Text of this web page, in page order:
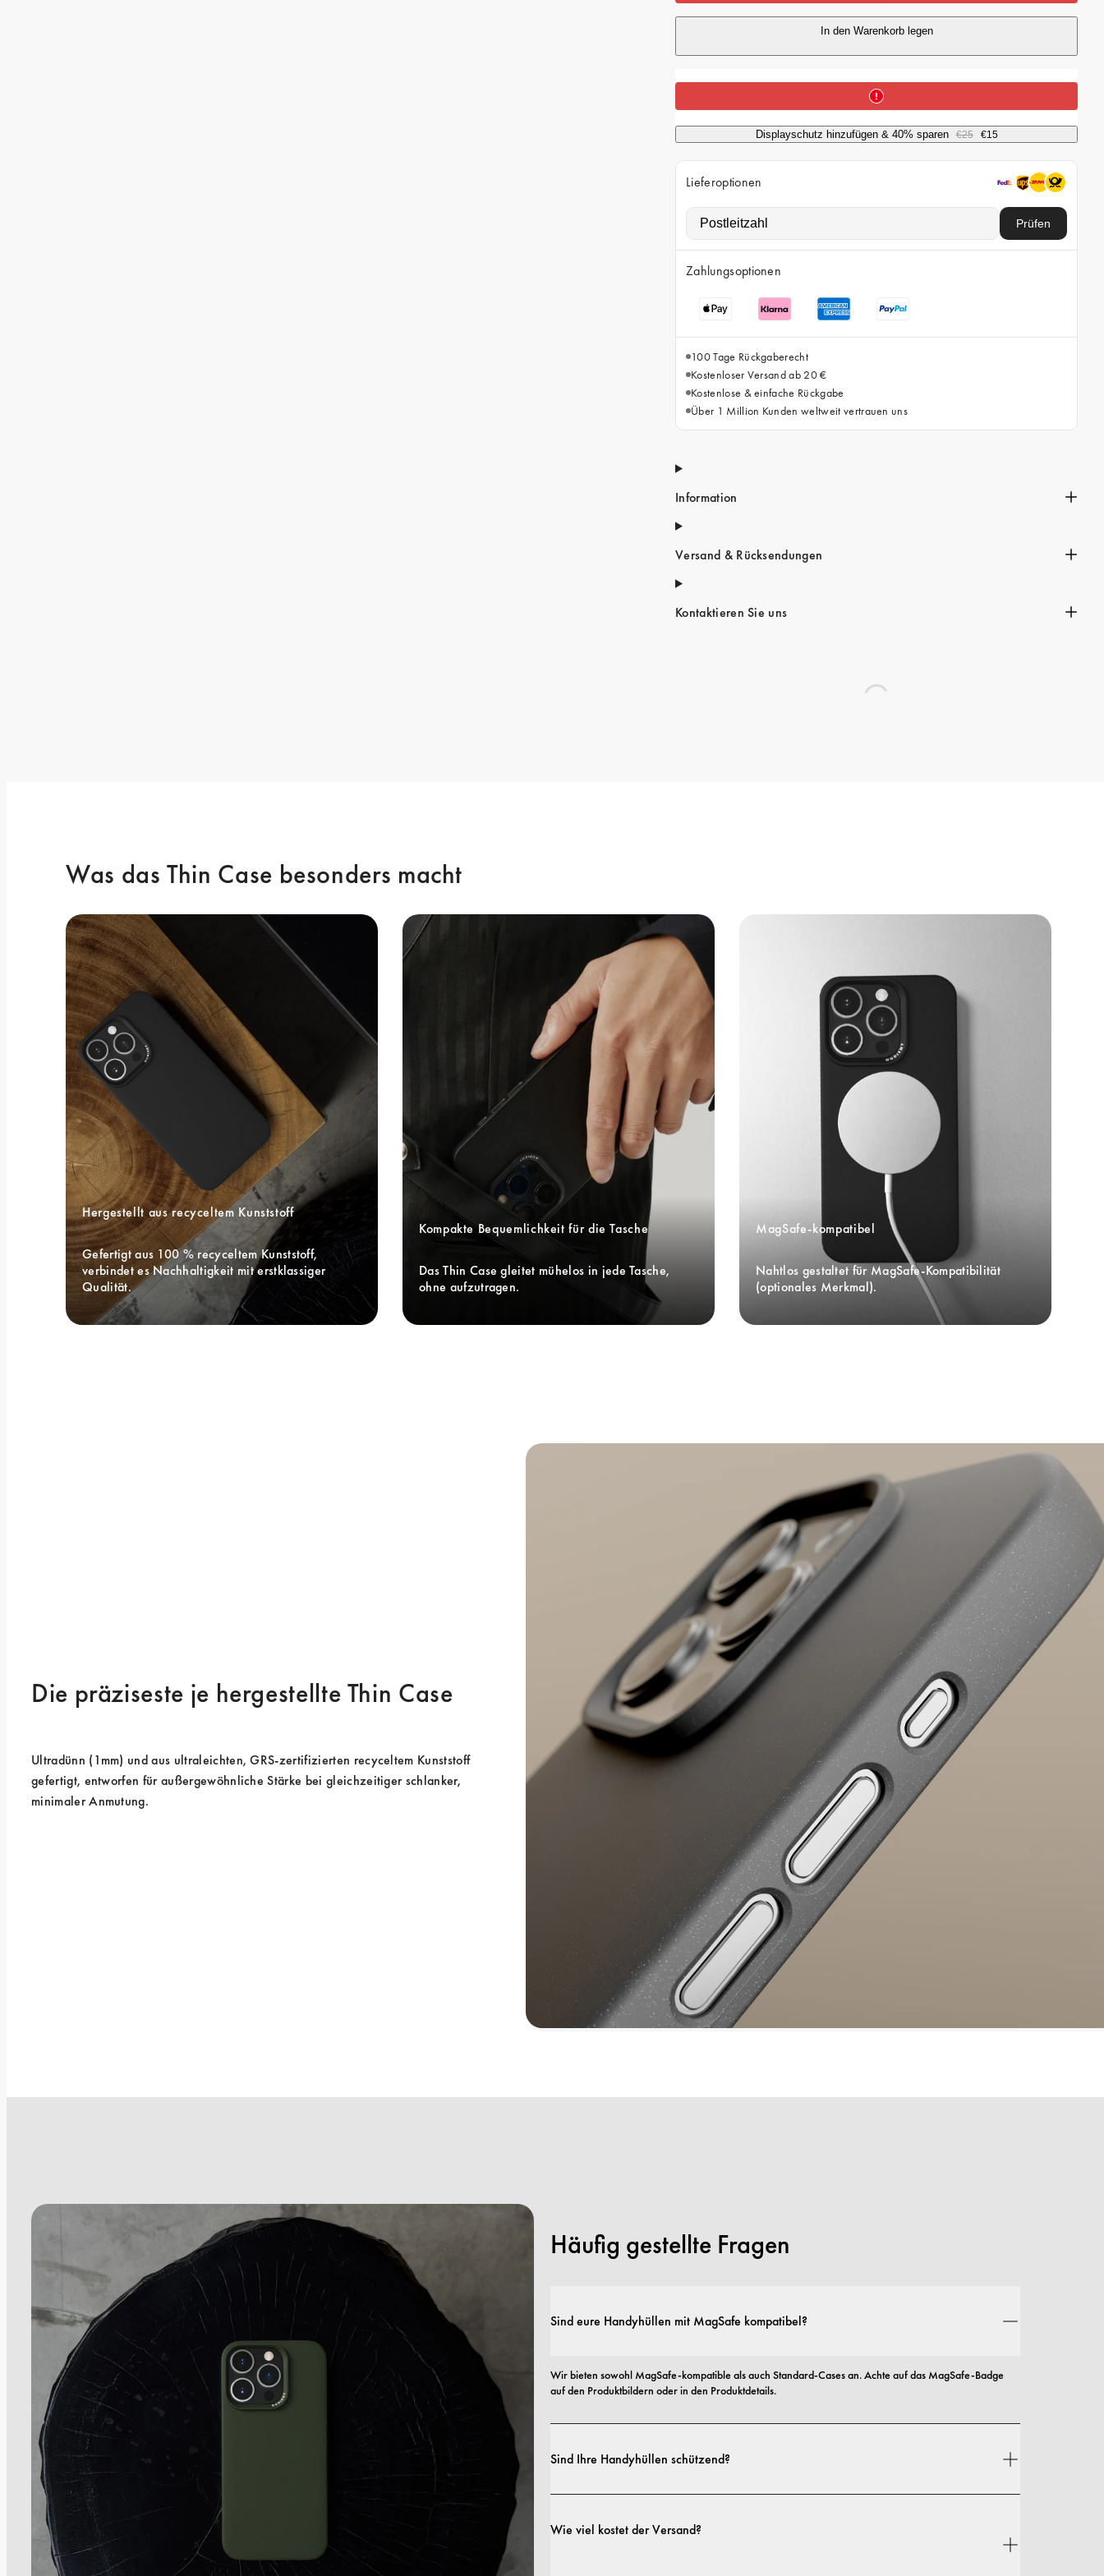
P
e
i
s
In den Warenkorb legen
Displayschutz hinzufügen & 40% sparen €25 €15
Lieferoptionen
Prüfen
Zahlungsoptionen
100 Tage Rückgaberecht
Kostenloser Versand ab 20 €
Kostenlose & einfache Rückgabe
Über 1 Million Kunden weltweit vertrauen uns
Information
Versand & Rücksendungen
Kontaktieren Sie uns
Was das Thin Case besonders macht
Hergestellt aus recyceltem Kunststoff
Gefertigt aus 100 % recyceltem Kunststoff,
verbindet es Nachhaltigkeit mit erstklassiger
Qualität.
Kompakte Bequemlichkeit für die Tasche
Das Thin Case gleitet mühelos in jede Tasche,
ohne aufzutragen.
MagSafe-kompatibel
Nahtlos gestaltet für MagSafe-Kompatibilität
(optionales Merkmal).
Die präziseste je hergestellte Thin Case
Ultradünn (1mm) und aus ultraleichten, GRS-zertifizierten recyceltem Kunststoff
gefertigt, entworfen für außergewöhnliche Stärke bei gleichzeitiger schlanker,
minimaler Anmutung.
Häufig gestellte Fragen
Sind eure Handyhüllen mit MagSafe kompatibel?
Wir bieten sowohl MagSafe-kompatible als auch Standard-Cases an. Achte auf das MagSafe-Badge
auf den Produktbildern oder in den Produktdetails.
Sind Ihre Handyhüllen schützend?
Profilen bis hin zu besonders robusten Ausführungen.
Wie viel kostet der Versand?